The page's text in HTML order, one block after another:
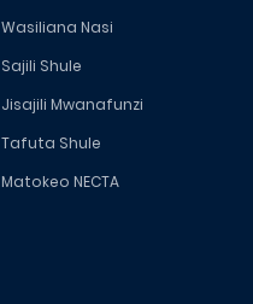
Wasiliana Nasi
Sajili Shule
Jisajili Mwanafunzi
Tafuta Shule
Matokeo NECTA